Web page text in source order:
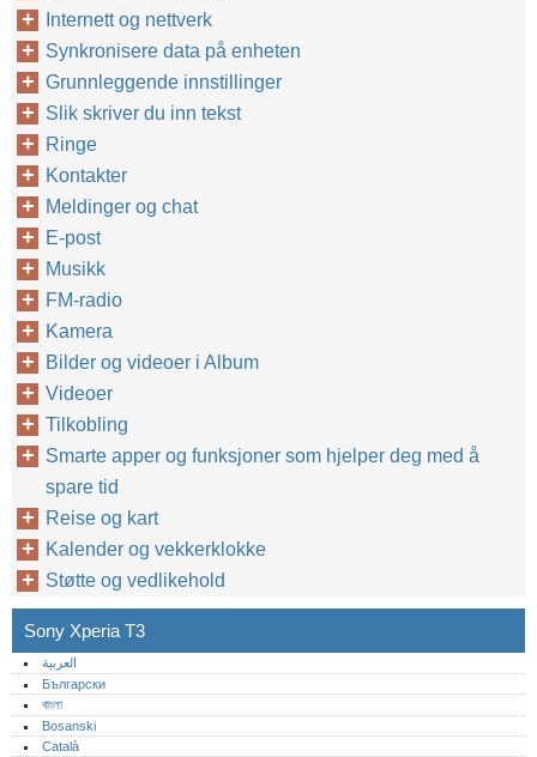
Internett og nettverk
Synkronisere data på enheten
Grunnleggende innstillinger
Slik skriver du inn tekst
Ringe
Kontakter
Meldinger og chat
E-post
Musikk
FM-radio
Kamera
Bilder og videoer i Album
Videoer
Tilkobling
Smarte apper og funksjoner som hjelper deg med å
spare tid
Reise og kart
Kalender og vekkerklokke
Støtte og vedlikehold
Sony Xperia T3
العربية
Български
বাংলা
Bosanski
Català